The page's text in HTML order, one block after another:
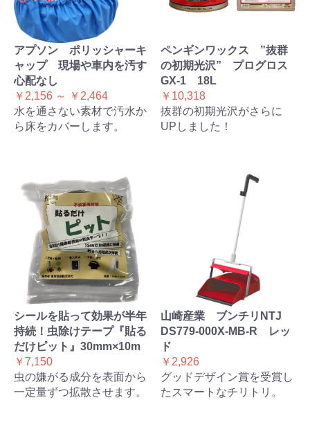
アプソン ポリッシャーキ
ャップ 現場や車内を汚す
心配なし
￥2,156 ～ ￥2,464
水を通さない素材で汚水か
ら床をカバーします。
ペンギンワックス ”抜群
の初期光沢” プログロス
GX-1 18L
￥10,318
抜群の初期光沢がさらに
UPしました！
シールを貼って効果が半年
持続！虫除けテープ『貼る
だけピット』30mm×10m
￥7,150
虫の嫌がる成分を表面から
一定量ずつ拡散させます。
山崎産業 ブンチリNTJ
DS779-000X-MB-R レッ
ド
￥2,926
グッドデザイン賞を受賞し
たスマートなチリトリ。